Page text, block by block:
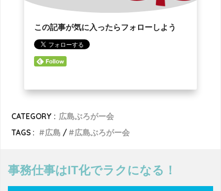
この記事が気に入ったらフォローしよう
CATEGORY : 広島ぶろがー会
TAGS :
広島 広島ぶろがー会
事務仕事はIT化でラクになる！